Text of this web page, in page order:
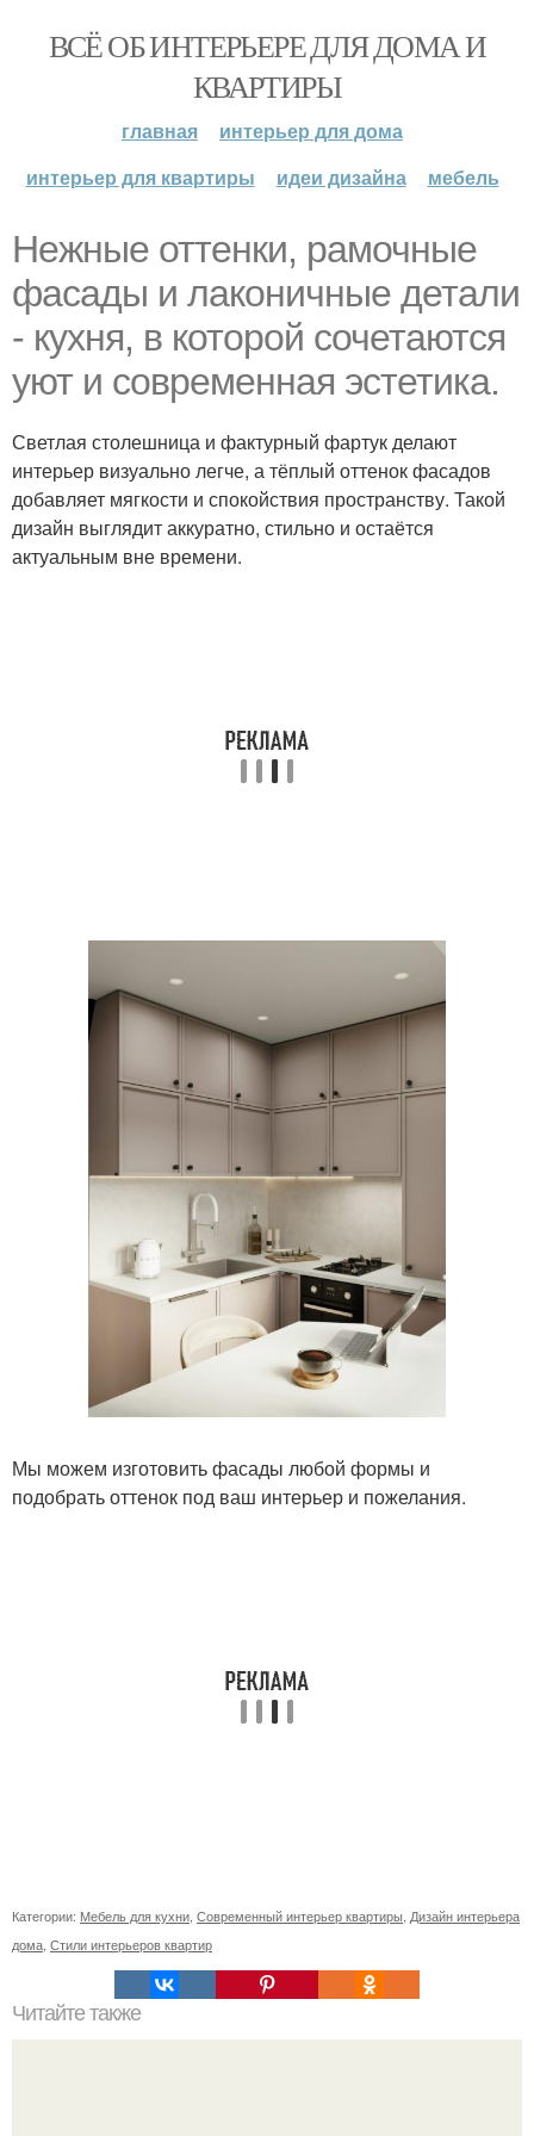
ВСЁ ОБ ИНТЕРЬЕРЕ ДЛЯ ДОМА И
КВАРТИРЫ
главная
интерьер для дома
интерьер для квартиры
идеи дизайна мебель
Нежные оттенки, рамочные
фасады и лаконичные детали
- кухня, в которой сочетаются
уют и современная эстетика.
Светлая столешница и фактурный фартук делают
интерьер визуально легче, а тёплый оттенок фасадов
добавляет мягкости и спокойствия пространству. Такой
дизайн выглядит аккуратно, стильно и остаётся
актуальным вне времени.
Мы можем изготовить фасады любой формы и
подобрать оттенок под ваш интерьер и пожелания.
Категории: Мебель для кухни Современный интерьер квартиры Дизайн интерьера
дома Стили интерьеров квартир
Читайте также